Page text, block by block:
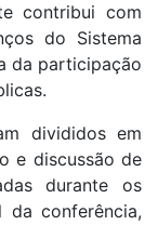
contribui com
do Sistema
da participação
divididos em
e discussão de
durante os
da conferência,